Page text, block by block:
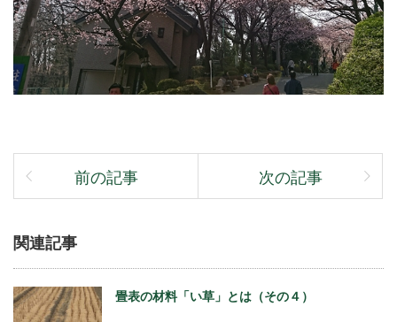
前の記事 次の記事
関連記事
畳表の材料「い草」とは（その４）